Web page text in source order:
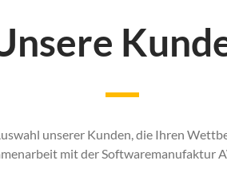
unserer Kunden, die Ihren
mit der Softwaremanufaktur